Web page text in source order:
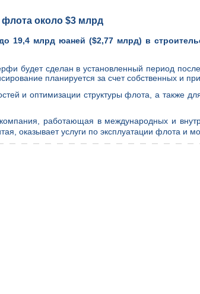
около $3 млрд
19,4 млрд юаней ($2,77 млрд) в
будет сделан в установленный период
планируется за счет собственных и
и оптимизации структуры флота, а также
работающая в международных и
оказывает услуги по эксплуатации флота и